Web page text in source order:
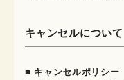
キャンセルについて
■ キャンセルポリシー